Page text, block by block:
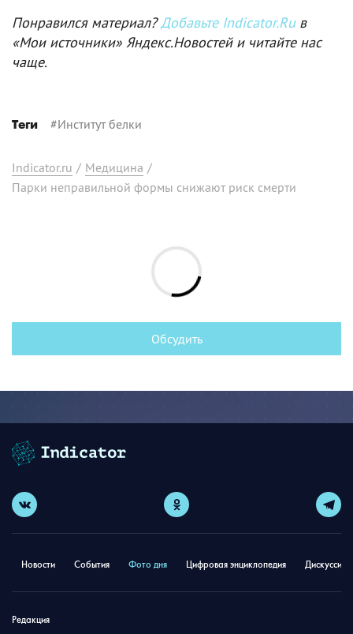
Понравился материал?Добавьте Indicator.Ruв
«Мои источники» Яндекс.Новостей и читайте нас
чаще.
Теги #Институт белки
Indicator.ru / Медицина /
Парки неправильной формы снижают риск смерти
Обсудить
Новости События Фото дня Цифровая энциклопедия
Редакция